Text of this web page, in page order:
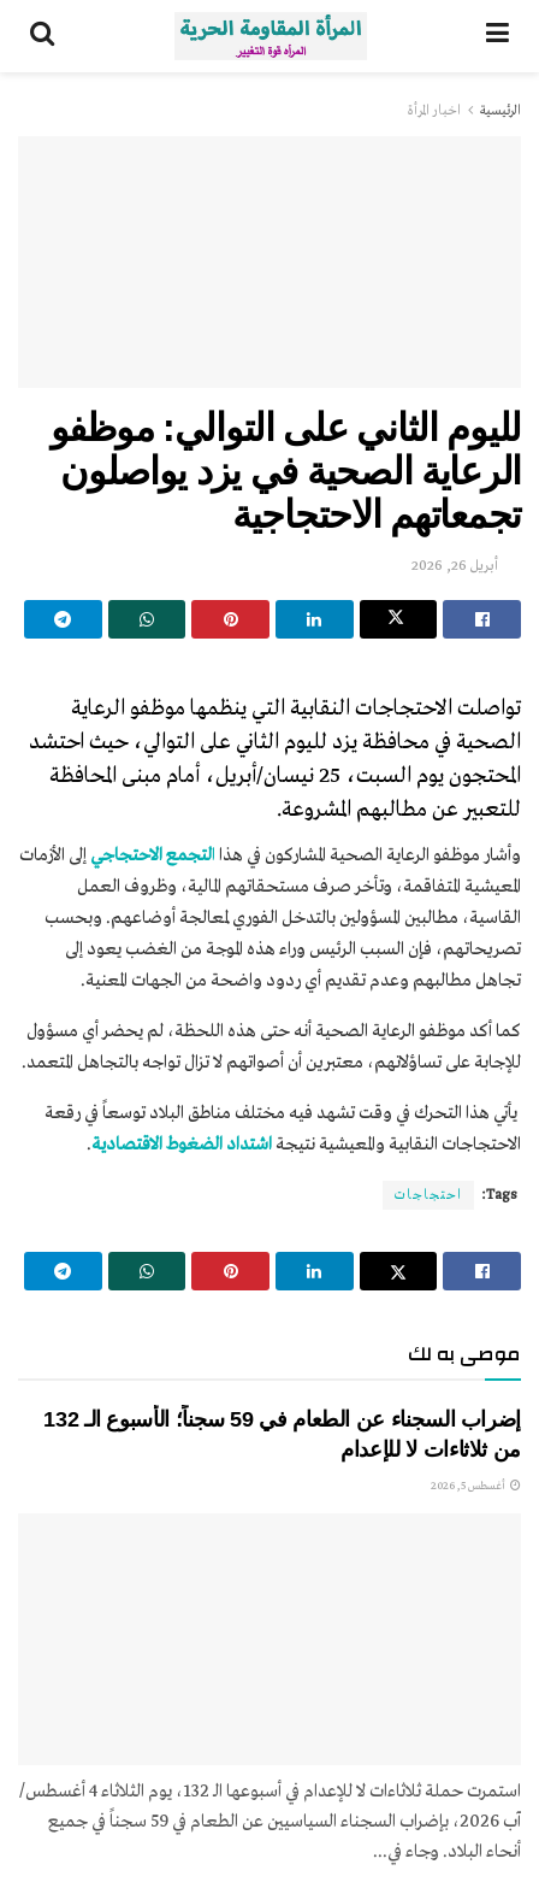
الرئيسية اخبار المرأة
لليوم الثاني على التوالي: موظفو
الرعاية الصحية في يزد يواصلون
تجمعاتهم الاحتجاجية
أبريل 26, 2026
تواصلت الاحتجاجات النقابية التي ينظمها موظفو الرعاية
الصحية في محافظة يزد لليوم الثاني على التوالي، حيث احتشد
المحتجون يوم السبت، 25 نيسان/أبريل، أمام مبنى المحافظة
للتعبير عن مطالبهم المشروعة.
وأشار موظفو الرعاية الصحية المشاركون في هذا التجمع الاحتجاجي إلى الأزمات
المعيشية المتفاقمة، وتأخر صرف مستحقاتهم المالية، وظروف العمل
القاسية، مطالبين المسؤولين بالتدخل الفوري لمعالجة أوضاعهم. وبحسب
تصريحاتهم، فإن السبب الرئيس وراء هذه الموجة من الغضب يعود إلى
تجاهل مطالبهم وعدم تقديم أي ردود واضحة من الجهات المعنية.
كما أكد موظفو الرعاية الصحية أنه حتى هذه اللحظة، لم يحضر أي مسؤول
للإجابة على تساؤلاتهم، معتبرين أن أصواتهم لا تزال تواجه بالتجاهل المتعمد.
يأتي هذا التحرك في وقت تشهد فيه مختلف مناطق البلاد توسعاً في رقعة
الاحتجاجات النقابية والمعيشية نتيجة اشتداد الضغوط الاقتصادية.
Tags: احتجاجات
موصى به لك
إضراب السجناء عن الطعام في 59 سجناً؛ الأسبوع الـ 132
من ثلاثاءات لا للإعدام
أغسطس 5, 2026
استمرت حملة ثلاثاءات لا للإعدام في أسبوعها الـ 132، يوم الثلاثاء 4 أغسطس/
آب 2026، بإضراب السجناء السياسيين عن الطعام في 59 سجناً في جميع
أنحاء البلاد. وجاء في...